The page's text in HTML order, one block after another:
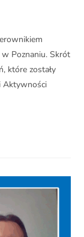
Poznaniu. Skrót
które zostały
Aktywności